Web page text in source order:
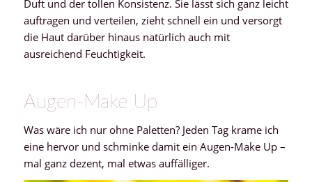
Duft und der tollen Konsistenz. Sie lässt sich ganz leicht
auftragen und verteilen, zieht schnell ein und versorgt
die Haut darüber hinaus natürlich auch mit
ausreichend Feuchtigkeit.
Augen-Make Up
Was wäre ich nur ohne Paletten? Jeden Tag krame ich
eine hervor und schminke damit ein Augen-Make Up –
mal ganz dezent, mal etwas auffälliger.